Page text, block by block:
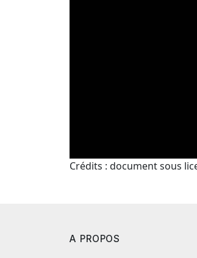
Crédits : document sous
A PROPOS